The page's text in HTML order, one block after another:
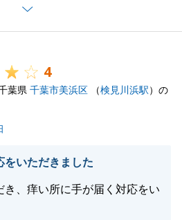
ら、お気軽にご相談下さいま
4
葉県 千葉市美浜区 （検見川浜駅）の
をいただきました
き、痒い所に手が届く対応をい